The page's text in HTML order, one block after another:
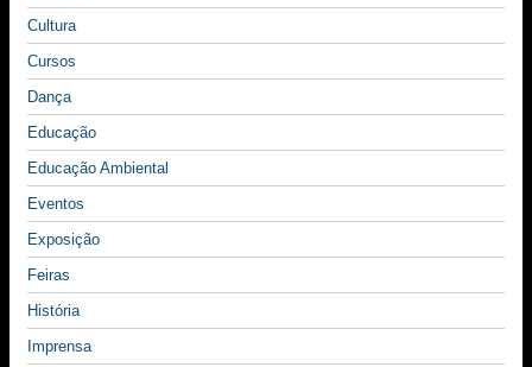
Cultura
Cursos
Dança
Educação
Educação Ambiental
Eventos
Exposição
Feiras
História
Imprensa